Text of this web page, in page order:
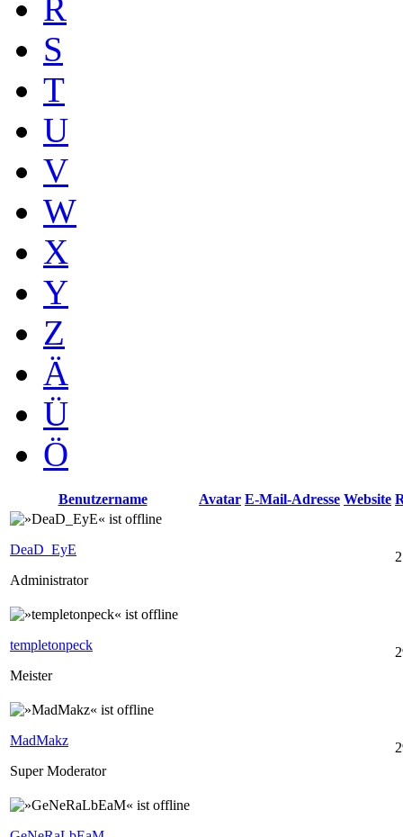
R
S
T
U
V
W
X
Y
Z
Ä
Ü
Ö
Benutzername Avatar E-Mail-Adresse Website
DeaD_EyE
Administrator
templetonpeck
Meister
MadMakz
Super Moderator